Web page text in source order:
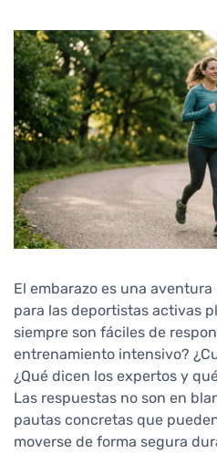
El embarazo es una
para las deportistas activas
siempre son fáciles de
entrenamiento intensivo?
¿Qué dicen los expertos y
Las respuestas no son en
pautas concretas que
moverse de forma segura